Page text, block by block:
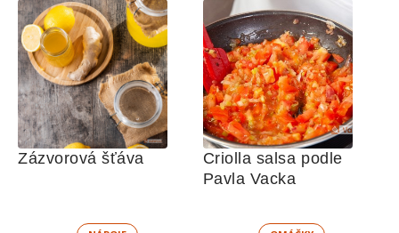
Zázvorová šťáva
Criolla salsa podle
Pavla Vacka